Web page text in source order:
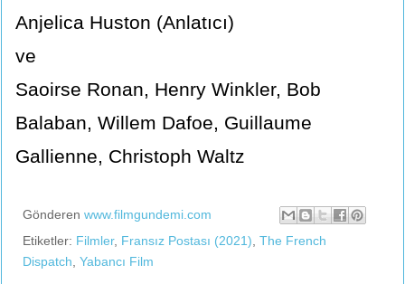
Anjelica Huston (Anlatıcı)
ve
Saoirse Ronan, Henry Winkler, Bob
Balaban, Willem Dafoe, Guillaume
Gallienne, Christoph Waltz
Gönderen www.filmgundemi.com
Etiketler: Filmler, Fransız Postası (2021) The French
Dispatch Yabancı Film